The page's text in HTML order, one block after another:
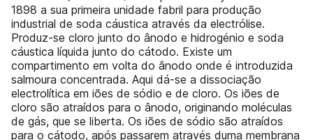
1898 a sua primeira unidade fabril para produção
industrial de soda cáustica através da electrólise.
Produz-se cloro junto do ânodo e hidrogénio e soda
cáustica líquida junto do cátodo. Existe um
compartimento em volta do ânodo onde é introduzida
salmoura concentrada. Aqui dá-se a dissociação
electrolítica em iões de sódio e de cloro. Os iões de
cloro são atraídos para o ânodo, originando moléculas
de gás, que se liberta. Os iões de sódio são atraídos
para o cátodo, após passarem através duma membrana